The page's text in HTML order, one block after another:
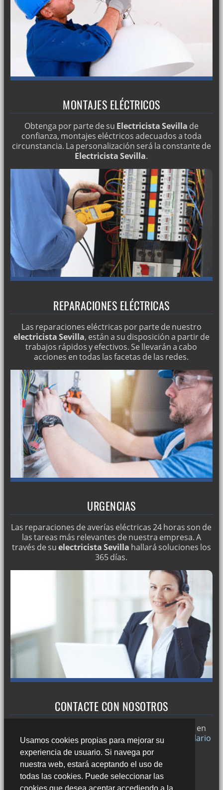
Usamos cookies propias para mejorar su
experiencia de usuario. Si navega por
nuestra web, estará aceptando el uso de
todas las cookies. Puede seleccionar las
MONTAJES ELÉCTRICOS
Obtenga por parte de su Electricista Sevilla de
confianza, montajes eléctricos adecuados a toda
circunstancia. La personalización será la constante de
Electricista Sevilla.
REPARACIONES ELÉCTRICAS
Las reparaciones eléctricas por parte de nuestro
electricista Sevilla, están a su disposición a partir de
trabajos rápidos y efectivos. Se llevarán a cabo
acciones en todas las facetas de las redes.
URGENCIAS
Las reparaciones de averías eléctricas 24 horas son de
las tareas más relevantes de nuestra empresa. A
través de suelectricista Sevilla hallará soluciones los
365 días.
CONTACTE CON NOSOTROS
y si desea puede ponerse en
contacto con nosotros a través de nuestro
formulario
de contacto o llamándonos al:
678 49 45 44